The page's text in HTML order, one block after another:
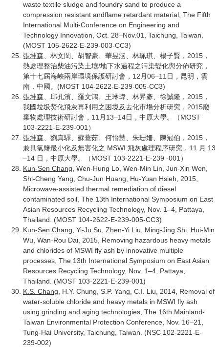
waste textile sludge and foundry sand to produce a
compression resistant andflame retardant material, The Fifth
International Multi-Conference on Engineering and
Technology Innovation, Oct. 28–Nov.01, Taichung, Taiwan.
(MOST 105-2622-E-239-003-CC3)
張坤森 、林文閔、胡智豪、華昱涵、林珮琪、楊子賢，2015，
熱處理整治柴油污染土壤/地下水過程之污染變化與分佈研究，
第十七屆海峽兩岸環境保護研討會，12月06–11日，昆明，雲
南，中國。(MOST 104-2622-E-239-005-CC3)
張坤森 、邱孔濱、羅文鴻、王琳瑋、林昇彥、徐誠隆，2015，
我國垃圾焚化飛灰再利用之困境及去化市場分析研究，2015廢
棄物處理技術研討會，11月13–14日，中原大學。（MOST
103-2221-E-239-001）
張坤森 、劉真驛、蘇薏茹、何怡慧、朱珊姍、陳冠伯，2015，
兼具氯鹽最小化及無害化之 MSWI 飛灰處理程序研究，11 月 13
–14 日，中原大學。（MOST 103-2221-E-239 -001）
Kun-Sen Chang , Wen-Hung Lo, Wen-Min Lin, Jun-Xin Wen,
Shi-Cheng Yang, Chu-Jun Huang, Hu-Yuan Hsieh, 2015,
Microwave-assisted thermal remediation of diesel
contaminated soil, The 13th International Symposium on East
Asian Resources Recycling Technology, Nov. 1–4, Pattaya,
Thailand. (MOST 104-2622-E-239-005-CC3)
Kun-Sen Chang , Yi-Ju Su, Zhen-Yi Liu, Ming-Jing Shi, Hui-Min
Wu, Wan-Rou Dai, 2015, Removing hazardous heavy metals
and chlorides of MSWI fly ash by innovative multiple
processes, The 13th International Symposium on East Asian
Resources Recycling Technology, Nov. 1–4, Pattaya,
Thailand. (MOST 103-2221-E-239-001)
K.S. Chang , H.Y. Chung, S.P. Yang, C.I. Liu, 2014, Removal of
water-soluble chloride and heavy metals in MSWI fly ash
using grinding and aging technologies, The 16th Mainland-
Taiwan Environmental Protection Conference, Nov. 16–21,
Tung-Hai University, Taichung, Taiwan. (NSC 102-2221-E-
239-002)